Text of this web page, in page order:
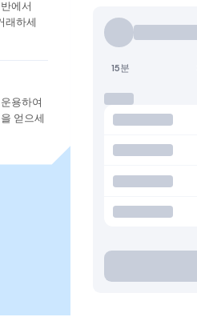
에서
래하세
용하여
얻으세
15분